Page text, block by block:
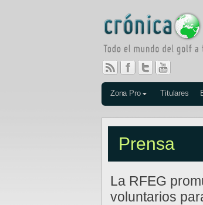
Zona Pro Titulares
Prensa
La RFEG
voluntarios